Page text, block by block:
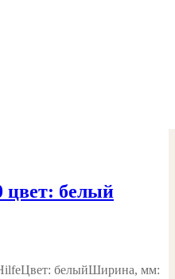
цвет: белый
белыйШирина, мм: